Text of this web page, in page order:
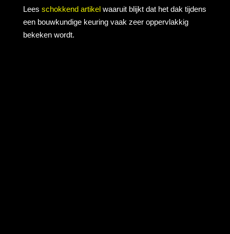
Lees schokkend artikelwaaruit blijkt dat het dak tijdens
een bouwkundige keuring vaak zeer oppervlakkig
bekeken wordt.